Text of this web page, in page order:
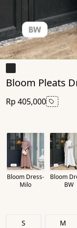
Bloom Pleats
Rp 405,000
Bloom Dress-
Milo
Bloom
BW
S M